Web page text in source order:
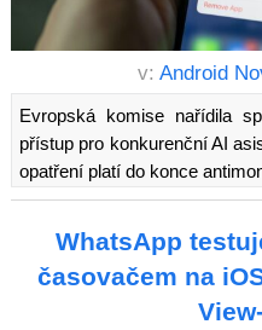
v: Android
Evropská komise nařídila
přístup pro konkurenční AI
opatření platí do konce
WhatsApp
časovačem na